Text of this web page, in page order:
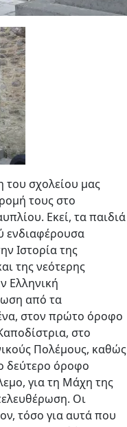
του σχολείου μας
τους στο
Εκεί, τα παιδιά
ενδιαφέρουσα
Ιστορία της
της νεότερης
Ελληνική
από τα
στον πρώτο όροφο
στο
Πολέμους, καθώς
δεύτερο όροφο
για τη Μάχη της
Οι
τόσο για αυτά που